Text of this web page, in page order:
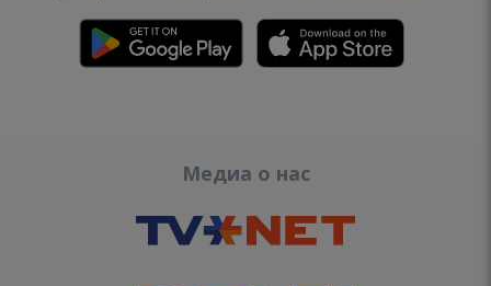
Медиа о нас